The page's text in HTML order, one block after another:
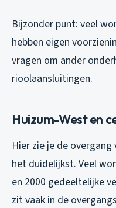
Bijzonder punt: veel
hebben eigen
vragen om ander
rioolaansluitingen.
Huizum-West en
Hier zie je de
het duidelijkst. Veel
en 2000 gedeeltelijke
zit vaak in de